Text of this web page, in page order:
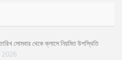
সোমবার থেকে ক্লাসে নিয়মিত উপস্থিতি
2026